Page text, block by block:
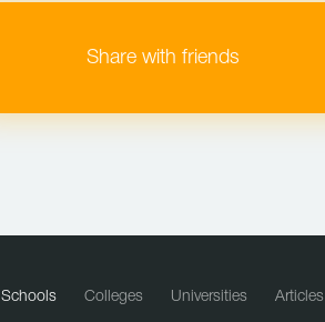
Share with friends
Schools Colleges Universities Articles